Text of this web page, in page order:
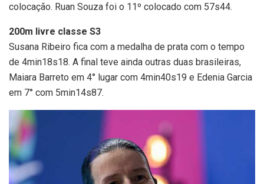
colocação. Ruan Souza foi o 11º colocado com 57s44.
200m livre classe S3
Susana Ribeiro fica com a medalha de prata com o tempo
de 4min18s18. A final teve ainda outras duas brasileiras,
Maiara Barreto em 4° lugar com 4min40s19 e Edenia Garcia
em 7° com 5min14s87.